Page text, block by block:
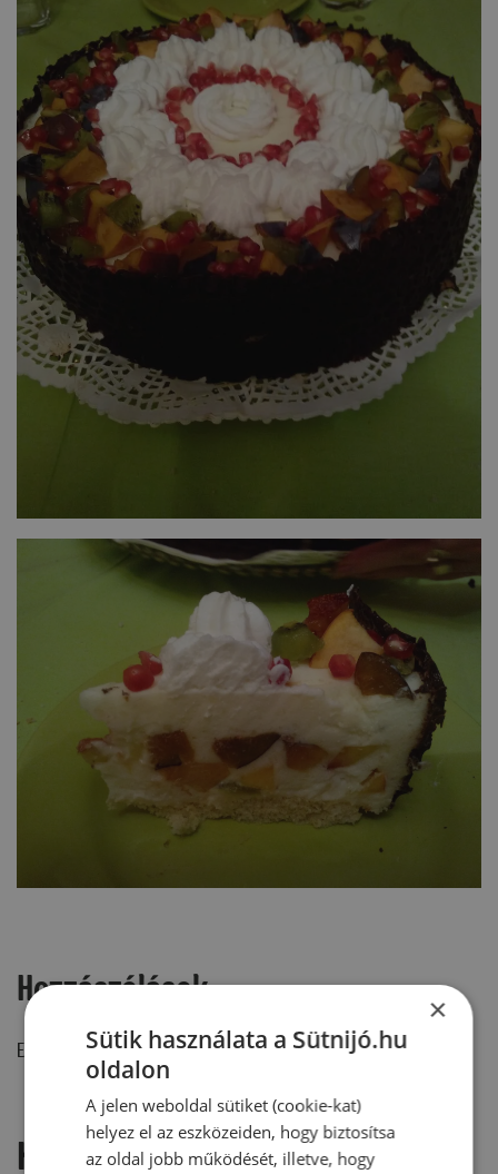
Hozzászólások
Ehhez a recepthez még nem érkezett hozzászólás.
Hozzászólás írása
×
Sütik használata a Sütnijó.hu
oldalon
A jelen weboldal sütiket (cookie-kat)
helyez el az eszközeiden, hogy biztosítsa
az oldal jobb működését, illetve, hogy